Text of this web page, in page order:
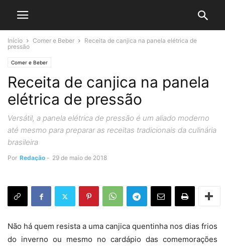
Início Comer e Beber
Receita de canjica na panela elétrica de
pressão
Comer e Beber
Receita de canjica na panela
elétrica de pressão
Versátil, a panela elétrica de pressão é um aliado moderno
até mesmo para preparar as receitas tradicionais da culinária
brasileira
Por Redação - 29 de maio de 2018
Não há quem resista a uma canjica quentinha nos dias frios
do inverno ou mesmo no cardápio das comemorações